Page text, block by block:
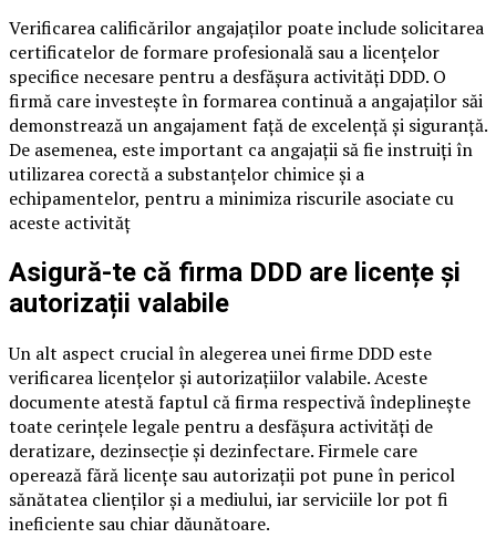
Verificarea calificărilor angajaților poate include solicitarea
certificatelor de formare profesională sau a licențelor
specifice necesare pentru a desfășura activități DDD. O
firmă care investește în formarea continuă a angajaților săi
demonstrează un angajament față de excelență și siguranță.
De asemenea, este important ca angajații să fie instruiți în
utilizarea corectă a substanțelor chimice și a
echipamentelor, pentru a minimiza riscurile asociate cu
aceste activităț
Asigură-te că firma DDD are licențe și
autorizații valabile
Un alt aspect crucial în alegerea unei firme DDD este
verificarea licențelor și autorizațiilor valabile. Aceste
documente atestă faptul că firma respectivă îndeplinește
toate cerințele legale pentru a desfășura activități de
deratizare, dezinsecție și dezinfectare. Firmele care
operează fără licențe sau autorizații pot pune în pericol
sănătatea clienților și a mediului, iar serviciile lor pot fi
ineficiente sau chiar dăunătoare.